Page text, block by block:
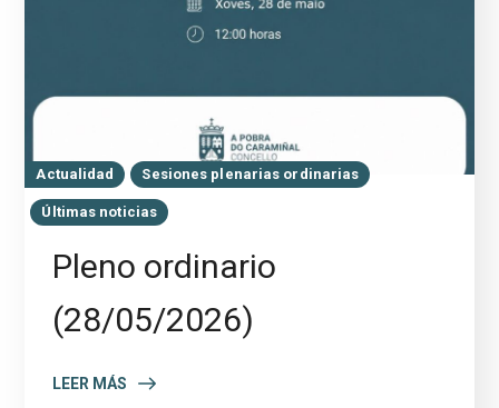
Actualidad Sesiones plenarias ordinarias
Últimas noticias
Pleno ordinario
(28/05/2026)
LEER MÁS